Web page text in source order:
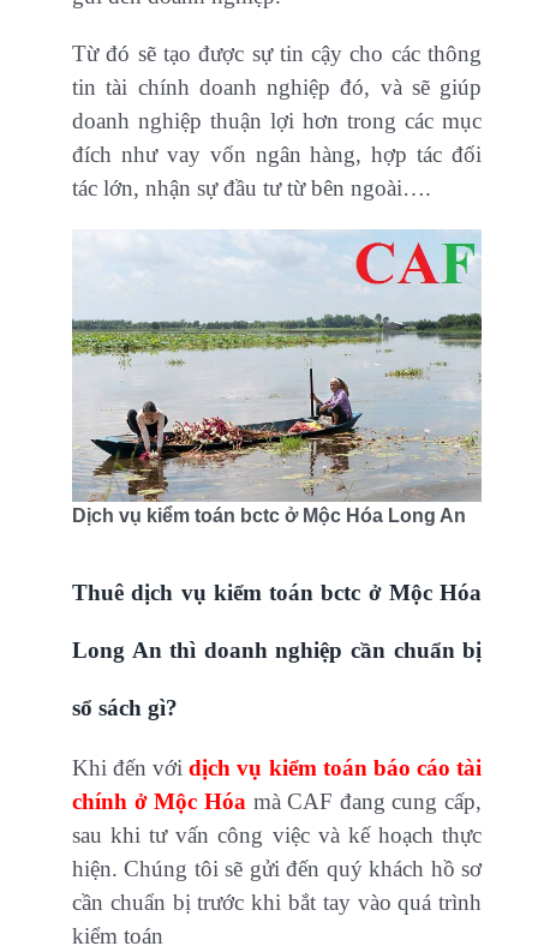
Từ đó sẽ tạo được sự tin cậy cho các thông
tin tài chính doanh nghiệp đó, và sẽ giúp
doanh nghiệp thuận lợi hơn trong các mục
đích như vay vốn ngân hàng, hợp tác đối
tác lớn, nhận sự đầu tư từ bên ngoài….
Dịch vụ kiểm toán bctc ở Mộc Hóa Long An
Thuê dịch vụ kiểm toán bctc ở Mộc Hóa
Long An thì doanh nghiệp cần chuẩn bị
sổ sách gì?
Khi đến vớidịch vụ kiểm toán báo cáo tài
chính ở Mộc Hóa mà CAF đang cung cấp,
sau khi tư vấn công việc và kế hoạch thực
hiện. Chúng tôi sẽ gửi đến quý khách hồ sơ
cần chuẩn bị trước khi bắt tay vào quá trình
kiểm toán